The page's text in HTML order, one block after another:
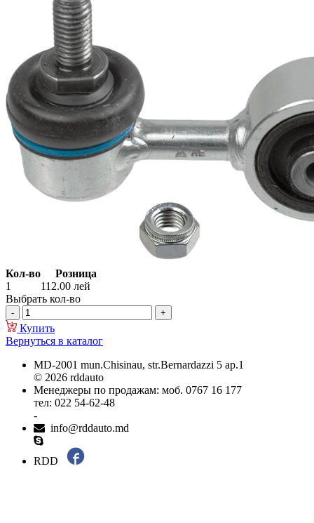
Кол-во
Розница
1
112.00 лей
Выбрать кол-во
Купить
Вернуться в каталог
MD-2001 mun.Chisinau, str.Bernardazzi 5 ap.1
© 2026 rddauto
Менеджеры по продажам: моб. 0767 16 177
тел: 022 54-62-48
-
info@rddauto.md
RDD